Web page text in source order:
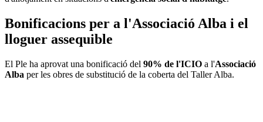
Bonificacions per a l'Associació Alba i el
lloguer assequible
El Ple ha aprovat una bonificació del 90% de l'ICIO a l'Associació
Alba per les obres de substitució de la coberta del Taller Alba.